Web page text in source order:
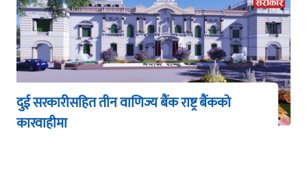
दुई सरकारीसहित तीन वाणिज्य बैंक राष्ट्र बैंकको
कारवाहीमा